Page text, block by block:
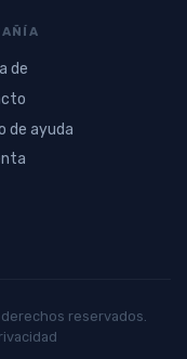
de
de ayuda
derechos reservados.